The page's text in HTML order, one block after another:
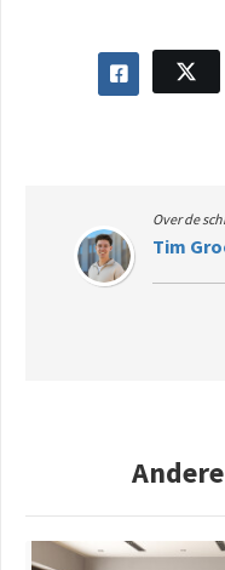
Over de
Tim